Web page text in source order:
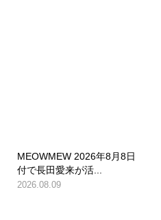
MEOWMEW 2026年8月8日
付で長田愛来が活...
2026.08.09